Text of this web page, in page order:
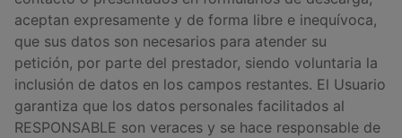
aceptan expresamente y de forma libre e inequívoca,
que sus datos son necesarios para atender su
petición, por parte del prestador, siendo voluntaria la
inclusión de datos en los campos restantes. El Usuario
garantiza que los datos personales facilitados al
RESPONSABLE son veraces y se hace responsable de